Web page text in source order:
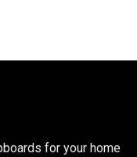
for your home